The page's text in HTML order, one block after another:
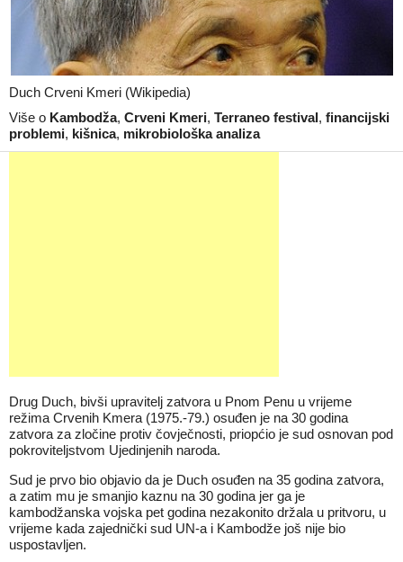
Duch Crveni Kmeri (Wikipedia)
Više o Kambodža, Crveni Kmeri, Terraneo festival, financijski
problemi, kišnica, mikrobiološka analiza
Drug Duch, bivši upravitelj zatvora u Pnom Penu u vrijeme
režima Crvenih Kmera (1975.-79.) osuđen je na 30 godina
zatvora za zločine protiv čovječnosti, priopćio je sud osnovan pod
pokroviteljstvom Ujedinjenih naroda.
Sud je prvo bio objavio da je Duch osuđen na 35 godina zatvora,
a zatim mu je smanjio kaznu na 30 godina jer ga je
kambodžanska vojska pet godina nezakonito držala u pritvoru, u
vrijeme kada zajednički sud UN-a i Kambodže još nije bio
uspostavljen.